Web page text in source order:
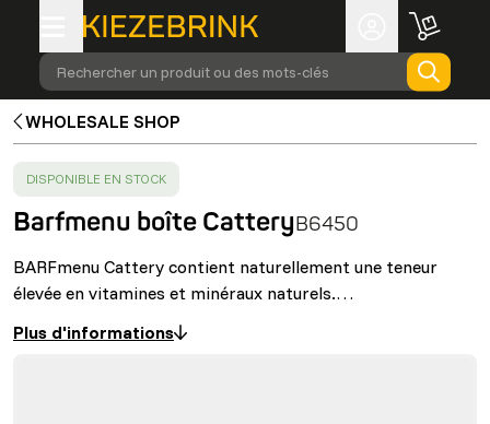
Rechercher un produit ou des mots-clés
WHOLESALE SHOP
SUCCESS:
DISPONIBLE EN STOCK
Barfmenu boîte CatteryB6450
BARFmenu Cattery contient naturellement une teneur
élevée en vitamines et minéraux naturels.…
Plus d'informations